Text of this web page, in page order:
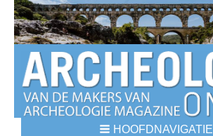
HOOFDNAVIGATIE